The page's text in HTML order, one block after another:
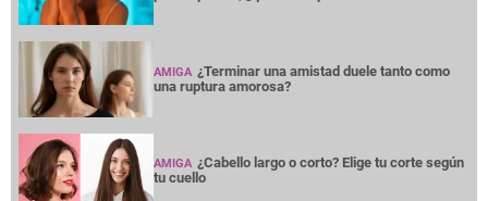
AMIGA ¿Terminar una amistad duele tanto como
una ruptura amorosa?
AMIGA ¿Cabello largo o corto? Elige tu corte según
tu cuello